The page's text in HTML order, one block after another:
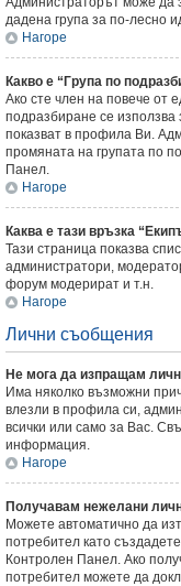
дадена група за по-лесно
Нагоре
Какво е “Група по
Ако сте член на повече от
подразбиране се използва
показват в профила Ви.
промяната на групата по
Панел.
Нагоре
Каква е тази връзка
Тази страница показва
администратори,
форум модерират и т.н.
Нагоре
Лични съобщения
Не мога да изпращам
Има няколко възможни
влезли в профила си,
всички или само за Вас.
информация.
Нагоре
Получавам нежелани
Можете автоматично да
потребител като
Контролен Панел. Ако
потребител можете да